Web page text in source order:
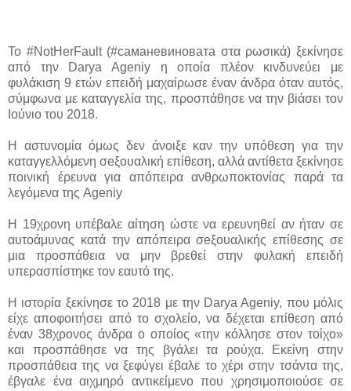
Το #NotHerFault (#саманевиновата στα ρωσικά) ξεκίνησε
από την Darya Ageniy η οποία πλέον κινδυνεύει με
φυλάκιση 9 ετών επειδή μαχαίρωσε έναν άνδρα όταν αυτός,
σύμφωνα με καταγγελία της, προσπάθησε να την βiάσει τον
Ιούνιο του 2018.
Η αστυνομία όμως δεν άνοιξε καν την υπόθεση για την
καταγγελλόμενη σeξουαλική επίθεση, αλλά αντίθετα ξεκίνησε
ποινική έρευνα για απόπειρα ανθρωποκτονίας παρά τα
λεγόμενα της Ageniy
Η 19χρονη υπέβαλε αίτηση ώστε να ερευνηθεί αν ήταν σε
αυτοάμυνας κατά την απόπειρα σeξουαλικής επίθεσης σε
μια προσπάθεια να μην βρεθεί στην φυλακή επειδή
υπερασπίστηκε τον εαυτό της.
Η ιστορία ξεκίνησε το 2018 με την Darya Ageniy, που μόλις
είχε αποφοιτήσει από το σχολείο, να δέχεται επίθεση από
έναν 38χρονος άνδρα ο οποίος «την κόλλησε στον τοίχο»
και προσπάθησε να της βγάλει τα ρούχα. Εκείνη στην
προσπάθεια της να ξεφύγει έβαλε το χέρι στην τσάντα της,
έβγαλε ένα αιχμηρό αντικείμενο που χρησιμοποιούσε σε